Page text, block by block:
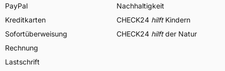
PayPal
Kreditkarten
Sofortüberweisung
Rechnung
Lastschrift
Nachhaltigkeit
CHECK24 hilftKindern
CHECK24 hilftder Natur